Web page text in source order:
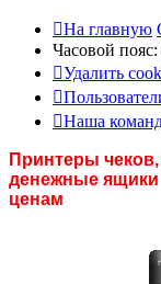
На главную
Часовой пояс:
Удалить
Наша
Принтеры
денежные ящики
ценам